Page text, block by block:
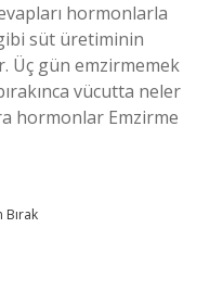
hormonlarla
gibi süt üretiminin
Üç gün emzirmemek
vücutta neler
hormonlar Emzirme
Bırak